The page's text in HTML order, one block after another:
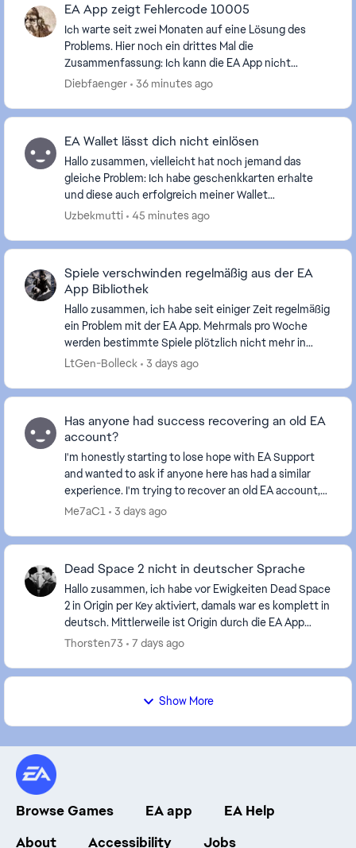
EA App zeigt Fehlercode 10005
Ich warte seit zwei Monaten auf eine Lösung des
Problems. Hier noch ein drittes Mal die
Zusammenfassung: Ich kann die EA App nicht
starten. Es erscheint Fehlercode 10005. Was ich
Diebfaenger 36 minutes ago
EA Wallet lässt dich nicht einlösen
Hallo zusammen, vielleicht hat noch jemand das
gleiche Problem: Ich habe geschenkkarten erhalte
und diese auch erfolgreich meiner Wallet
hinzugefügt. Wenn ich nun in der EA App was kaufen
Uzbekmutti 45 minutes ago
Spiele verschwinden regelmäßig aus der EA
App Bibliothek
Hallo zusammen, ich habe seit einiger Zeit regelmäßig
ein Problem mit der EA App. Mehrmals pro Woche
werden bestimmte Spiele plötzlich nicht mehr in
LtGen-Bolleck 3 days ago
Has anyone had success recovering an old EA
account?
I'm honestly starting to lose hope with EA Support
and wanted to ask if anyone here has had a similar
experience. I'm trying to recover an old EA account,
but I no longer have access to the original...
Me7aC1 3 days ago
Dead Space 2 nicht in deutscher Sprache
Hallo zusammen, ich habe vor Ewigkeiten Dead Space
2 in Origin per Key aktiviert, damals war es komplett in
deutsch. Mittlerweile ist Origin durch die EA App
ersetzt worden und ich wollte das Spiel ...
Thorsten73 7 days ago
Show More
Browse Games EA app
EA Help
About
Accessibility Jobs